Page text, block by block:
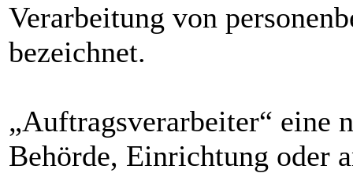
Verarbeitung von
bezeichnet.
„Auftragsverarbeiter“ eine
Behörde, Einrichtung oder